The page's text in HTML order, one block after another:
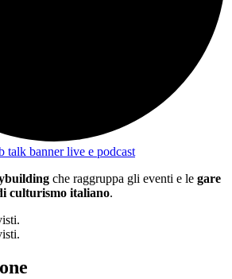
che raggruppa gli eventi e le gare
culturismo italiano.